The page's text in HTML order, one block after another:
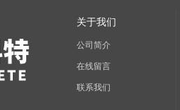
关于我们
公司简介
在线留言
联系我们